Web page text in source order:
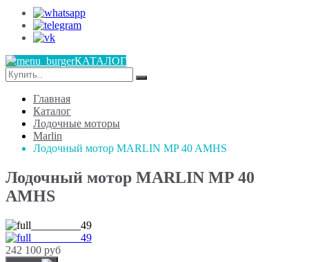
КАТАЛОГ
Главная
Каталог
Лодочные моторы
Marlin
Лодочный мотор MARLIN MP 40 AMHS
Лодочный мотор MARLIN MP 40
AMHS
242 100 руб